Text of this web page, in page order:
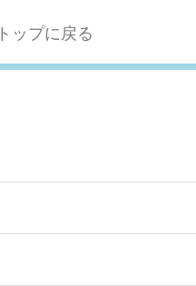
トップに戻る